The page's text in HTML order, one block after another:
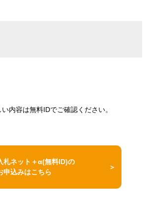
内容は無料IDでご確認ください。
札ネット＋α(無料ID)の
申込みはこちら